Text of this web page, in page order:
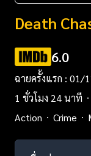
Death
6.0
ฉายครั้งแรก : 01/
1 ชั่วโมง 24 นาที
Action
Crime